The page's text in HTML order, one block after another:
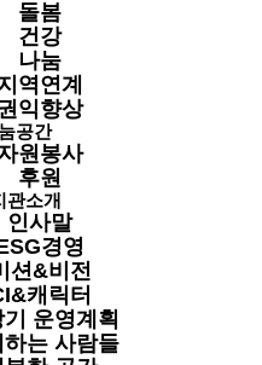
돌봄
건강
나눔
역연계
익향상
공간
원봉사
후원
관소개
인사말
경영
션&비전
캐릭터
운영계획
하는 사람들
록 0927.pdf